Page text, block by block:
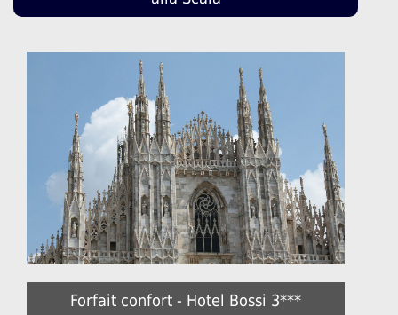
Forfait confort - Hotel Bossi 3***